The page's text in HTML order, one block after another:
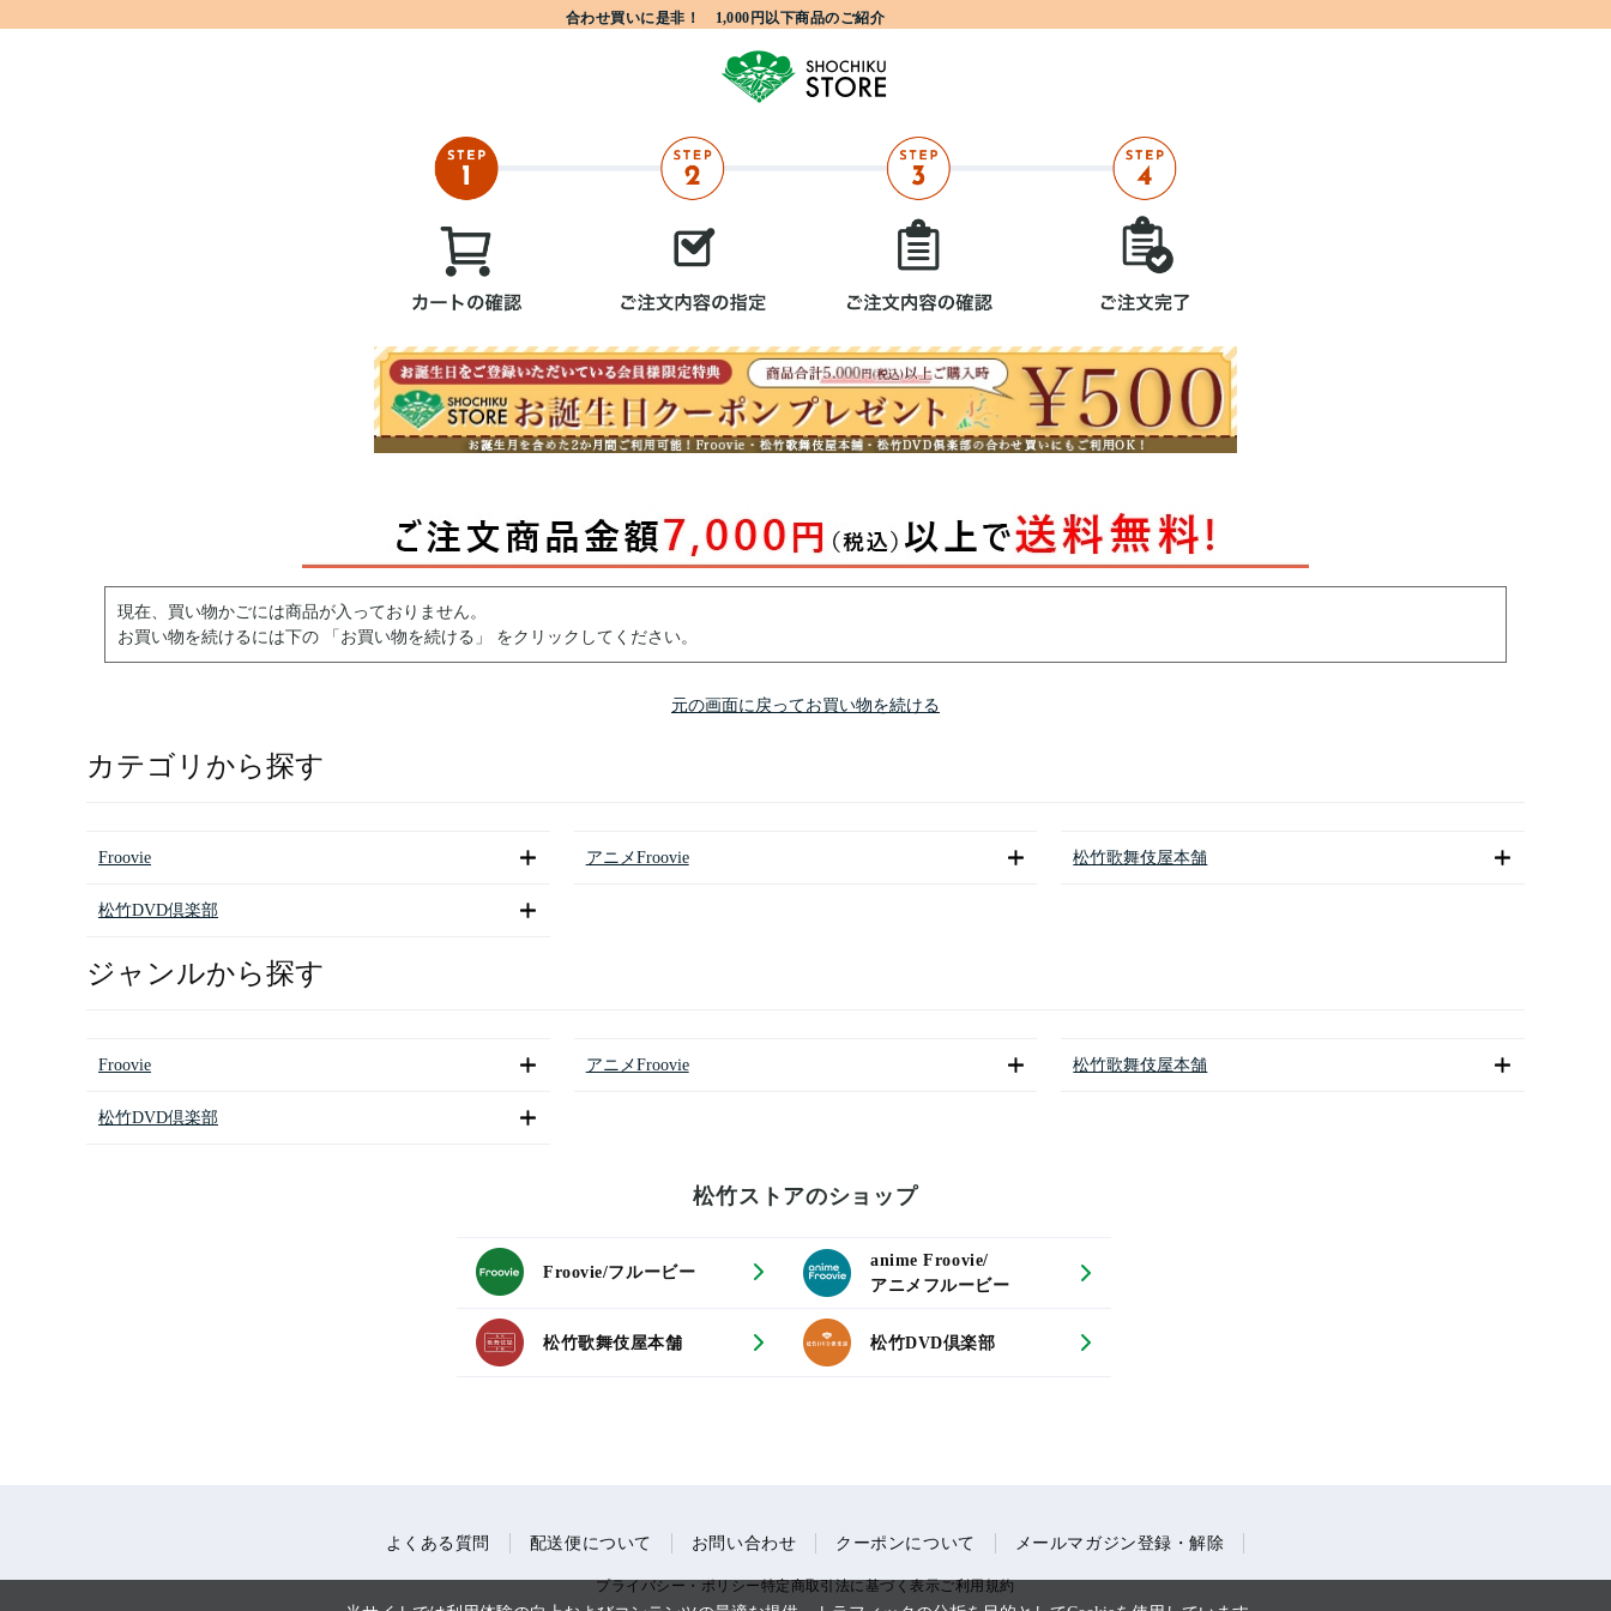
合わせ買いに是非！ 1,000円以下商品のご紹介
現在、買い物かごには商品が入っておりません。
お買い物を続けるには下の 「お買い物を続ける」 をクリックしてください。
元の画面に戻ってお買い物を続ける
カテゴリから探す
Froovie アニメFroovie 松竹歌舞伎屋本舗
松竹DVD倶楽部
ジャンルから探す
Froovie アニメFroovie 松竹歌舞伎屋本舗
松竹DVD倶楽部
松竹ストアのショップ
Froovie/フルービー
anime Froovie/
アニメフルービー
松竹歌舞伎屋本舗 松竹DVD倶楽部
よくある質問 配送便について お問い合わせ クーポンについて メールマガジン登録・解除
プライバシー・ポリシー特定商取引法に基づく表示ご利用規約